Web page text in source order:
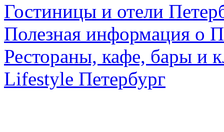
Гостиницы и отели
Полезная информация о
Рестораны, кафе, бары и
Lifestyle Петербург